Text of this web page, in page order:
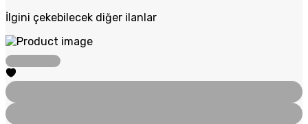
İlgini çekebilecek diğer ilanlar